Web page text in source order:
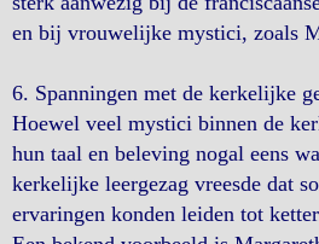
en bij vrouwelijke mystici, zoals
6. Spanningen met de kerkelijke
Hoewel veel mystici binnen de
hun taal en beleving nogal eens
kerkelijke leergezag vreesde dat
ervaringen konden leiden tot